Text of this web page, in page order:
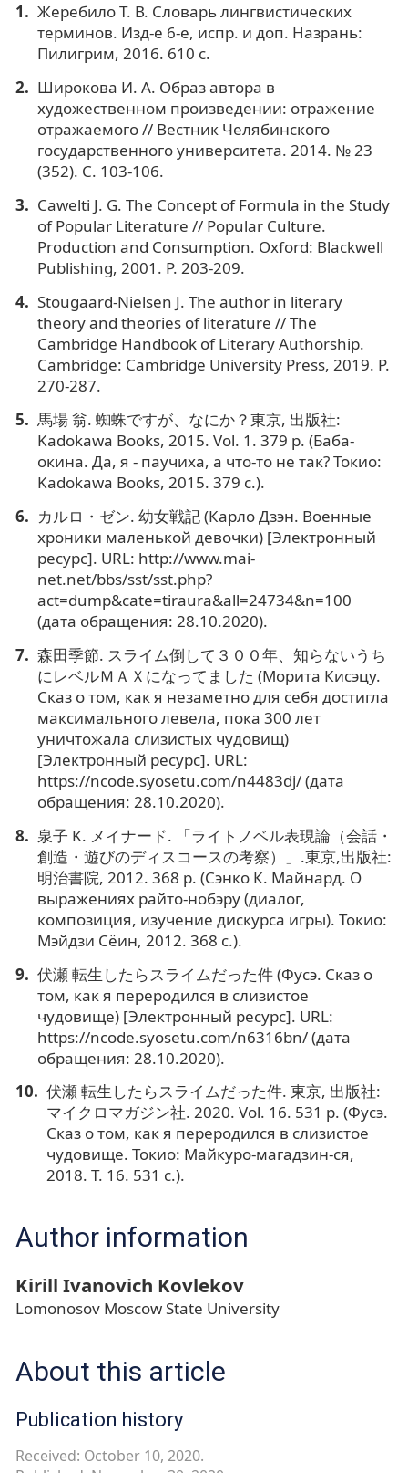
Жеребило Т. В. Словарь лингвистических
терминов. Изд-е 6-е, испр. и доп. Назрань:
Пилигрим, 2016. 610 с.
Широкова И. А. Образ автора в
художественном произведении: отражение
отражаемого // Вестник Челябинского
государственного университета. 2014. № 23
(352). С. 103-106.
Cawelti J. G. The Concept of Formula in the Study
of Popular Literature // Popular Culture.
Production and Consumption. Oxford: Blackwell
Publishing, 2001. P. 203-209.
Stougaard-Nielsen J. The author in literary
theory and theories of literature // The
Cambridge Handbook of Literary Authorship.
Cambridge: Cambridge University Press, 2019. P.
270-287.
馬場 翁. 蜘蛛ですが、なにか？東京, 出版社:
Kadokawa Books, 2015. Vol. 1. 379 p. (Баба-
окина. Да, я - паучиха, а что-то не так? Токио:
Kadokawa Books, 2015. 379 с.).
カルロ・ゼン. 幼女戦記 (Карло Дзэн. Военные
хроники маленькой девочки) [Электронный
ресурс]. URL: http://www.mai-
net.net/bbs/sst/sst.php?
act=dump&cate=tiraura&all=24734&n=100
(дата обращения: 28.10.2020).
森田季節. スライム倒して３００年、知らないうち
にレベルＭＡＸになってました (Морита Кисэцу.
Сказ о том, как я незаметно для себя достигла
максимального левела, пока 300 лет
уничтожала слизистых чудовищ)
[Электронный ресурс]. URL:
https://ncode.syosetu.com/n4483dj/ (дата
обращения: 28.10.2020).
泉子 K. メイナード. 「ライトノベル表現論（会話・
創造・遊びのディスコースの考察）」.東京,出版社:
明治書院, 2012. 368 p. (Сэнко К. Майнард. О
выражениях райто-нобэру (диалог,
композиция, изучение дискурса игры). Токио:
Мэйдзи Сёин, 2012. 368 с.).
伏瀬 転生したらスライムだった件 (Фусэ. Сказ о
том, как я переродился в слизистое
чудовище) [Электронный ресурс]. URL:
https://ncode.syosetu.com/n6316bn/ (дата
обращения: 28.10.2020).
伏瀬 転生したらスライムだった件. 東京, 出版社:
マイクロマガジン社. 2020. Vol. 16. 531 p. (Фусэ.
Сказ о том, как я переродился в слизистое
чудовище. Токио: Майкуро-магадзин-ся,
2018. Т. 16. 531 с.).
Author information
Kirill Ivanovich Kovlekov
Lomonosov Moscow State University
About this article
Publication history
Received: October 10, 2020.